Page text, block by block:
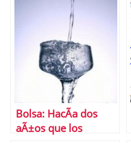
Bolsa: HacÃ­a dos
aÃ±os que los